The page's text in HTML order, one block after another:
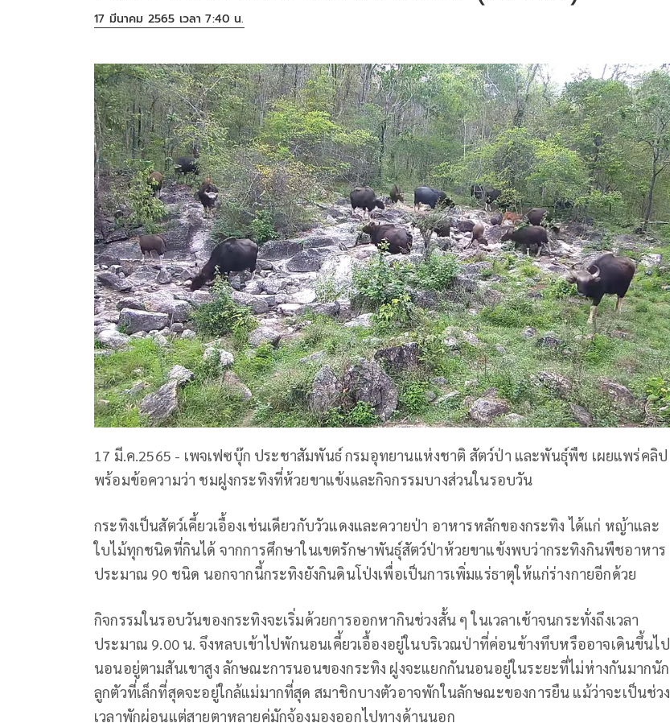
17 มีนาคม 2565 เวลา 7:40 น.
17 มี.ค.2565 - เพจเฟซบุ๊ก ประชาสัมพันธ์ กรมอุทยานแห่งชาติ สัตว์ป่า และพันธุ์พืช เผยแพร่คลิป
พร้อมข้อความว่า ชมฝูงกระทิงที่ห้วยขาแข้งและกิจกรรมบางส่วนในรอบวัน
กระทิงเป็นสัตว์เคี้ยวเอื้องเช่นเดียวกับวัวแดงและควายป่า อาหารหลักของกระทิง ได้แก่ หญ้าและ
ใบไม้ทุกชนิดที่กินได้ จากการศึกษาในเขตรักษาพันธุ์สัตว์ป่าห้วยขาแข้งพบว่ากระทิงกินพืชอาหาร
ประมาณ 90 ชนิด นอกจากนี้กระทิงยังกินดินโป่งเพื่อเป็นการเพิ่มแร่ธาตุให้แก่ร่างกายอีกด้วย
กิจกรรมในรอบวันของกระทิงจะเริ่มด้วยการออกหากินช่วงสั้น ๆ ในเวลาเช้าจนกระทั่งถึงเวลา
ประมาณ 9.00 น. จึงหลบเข้าไปพักนอนเคี้ยวเอื้องอยู่ในบริเวณป่าที่ค่อนข้างทึบหรืออาจเดินขึ้นไป
นอนอยู่ตามสันเขาสูง ลักษณะการนอนของกระทิง ฝูงจะแยกกันนอนอยู่ในระยะที่ไม่ห่างกันมากนัก
ลูกตัวที่เล็กที่สุดจะอยู่ใกล้แม่มากที่สุด สมาชิกบางตัวอาจพักในลักษณะของการยืน แม้ว่าจะเป็นช่วง
เวลาพักผ่อนแต่สายตาหลายคู่มักจ้องมองออกไปทางด้านนอก